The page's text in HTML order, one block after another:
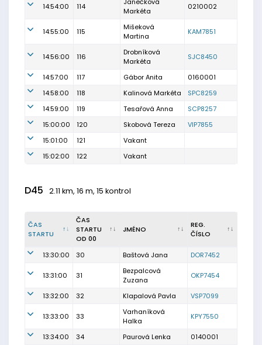
14:54:00 114
Markéta
0210002
14:55:00 115
Mišeková
Martina
KAM7851
14:56:00 116
Drobníková
Markéta
SJC8450
14:57:00 117 Gábor Anita
0160001
14:58:00
118 Kalinová Markéta
SPC8259
14:59:00
119 Tesařová Anna
SCP8257
15:00:00
120 Skobová Tereza
VIP7855
15:01:00
121
Vakant
15:02:00
122 Vakant
D45 2.11 km, 16 m, 15 kontrol
ČAS
STARTU
ČAS
STARTU
OD 00
JMÉNO
REG.
ČÍSLO
13:30:00 30 Baštová Jana DOR7452
13:31:00 31
Bezpalcová
Zuzana
OKP7454
13:32:00 32 Klapalová Pavla VSP7099
13:33:00 33
Varhaníková
Halka
KPY7550
13:34:00 34 Paurová Lenka
0140001